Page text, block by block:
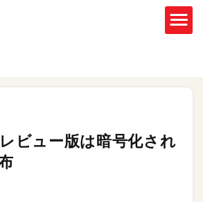
ビュー版は暗号化され